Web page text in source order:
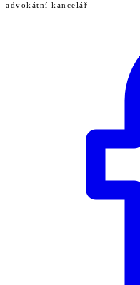
advokátní kancelář